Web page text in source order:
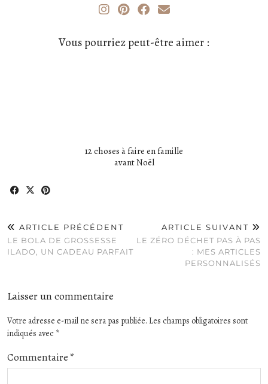
Vous pourriez peut-être aimer :
12 choses à faire en famille
avant Noël
ARTICLE PRÉCÉDENT
LE BOLA DE GROSSESSE
ILADO, UN CADEAU PARFAIT
ARTICLE SUIVANT
LE ZÉRO DÉCHET PAS À PAS
: MES ARTICLES
PERSONNALISÉS
Laisser un commentaire
Votre adresse e-mail ne sera pas publiée. Les champs obligatoires sont
indiqués avec *
Commentaire *